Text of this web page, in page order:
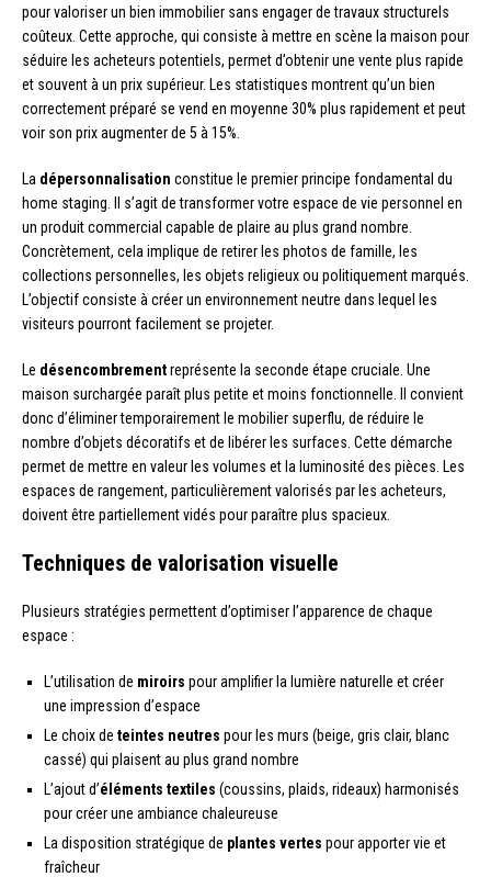
pour valoriser un bien immobilier sans engager de travaux structurels
coûteux. Cette approche, qui consiste à mettre en scène la maison pour
séduire les acheteurs potentiels, permet d’obtenir une vente plus rapide
et souvent à un prix supérieur. Les statistiques montrent qu’un bien
correctement préparé se vend en moyenne 30% plus rapidement et peut
voir son prix augmenter de 5 à 15%.
La dépersonnalisation constitue le premier principe fondamental du
home staging. Il s’agit de transformer votre espace de vie personnel en
un produit commercial capable de plaire au plus grand nombre.
Concrètement, cela implique de retirer les photos de famille, les
collections personnelles, les objets religieux ou politiquement marqués.
L’objectif consiste à créer un environnement neutre dans lequel les
visiteurs pourront facilement se projeter.
Le désencombrementreprésente la seconde étape cruciale. Une
maison surchargée paraît plus petite et moins fonctionnelle. Il convient
donc d’éliminer temporairement le mobilier superflu, de réduire le
nombre d’objets décoratifs et de libérer les surfaces. Cette démarche
permet de mettre en valeur les volumes et la luminosité des pièces. Les
espaces de rangement, particulièrement valorisés par les acheteurs,
doivent être partiellement vidés pour paraître plus spacieux.
Techniques de valorisation visuelle
Plusieurs stratégies permettent d’optimiser l’apparence de chaque
espace :
L’utilisation de miroirs pour amplifier la lumière naturelle et créer
une impression d’espace
Le choix de teintes neutres pour les murs (beige, gris clair, blanc
cassé) qui plaisent au plus grand nombre
L’ajout d’éléments textiles (coussins, plaids, rideaux) harmonisés
pour créer une ambiance chaleureuse
La disposition stratégique de plantes vertes pour apporter vie et
fraîcheur